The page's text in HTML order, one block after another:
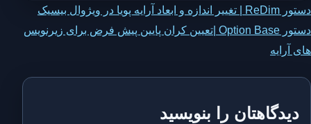
راهبری
نوشته
دستور ReDim | تغییر اندازه و ابعاد آرایه پویا در ویژوال بیسیک
دستور Option Base |‌تعیین کران پایین پیش فرض برای زیرنویس
های آرایه
دیدگاهتان را بنویسید